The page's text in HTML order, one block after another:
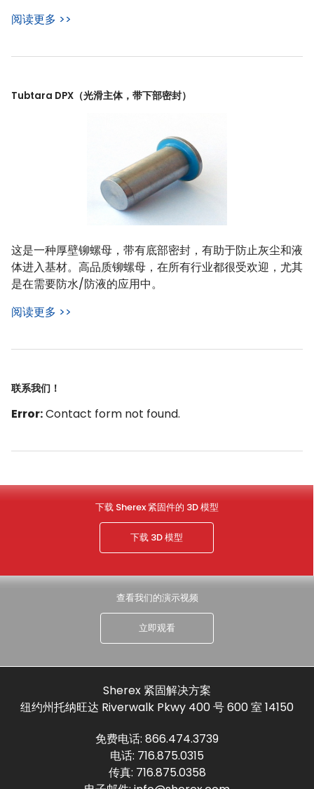
阅读更多 >>
Tubtara DPX（光滑主体，带下部密封）
这是一种厚壁铆螺母，带有底部密封，有助于防止灰尘和液
体进入基材。高品质铆螺母，在所有行业都很受欢迎，尤其
是在需要防水/防液的应用中。
阅读更多 >>
联系我们！
Error:Contact form not found.
下载 Sherex 紧固件的 3D 模型
下载 3D 模型
查看我们的演示视频
立即观看
Sherex 紧固解决方案
纽约州托纳旺达 Riverwalk Pkwy 400 号 600 室 14150
免费电话: 866.474.3739
电话: 716.875.0315
传真: 716.875.0358